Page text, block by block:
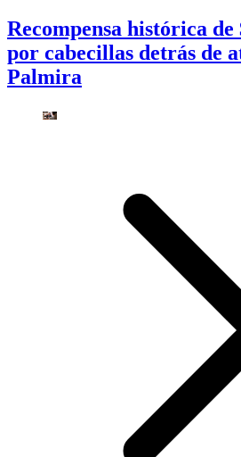
Recompensa histórica de
por cabecillas detrás de
Palmira